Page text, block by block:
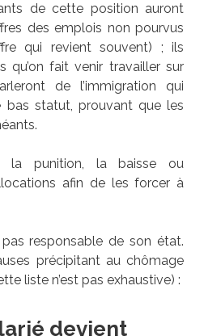
de cette position auront
des emplois non pourvus
qui revient souvent) ; ils
qu’on fait venir travailler sur
de l’immigration qui
statut, prouvant que les
la punition, la baisse ou
afin de les forcer à
pas responsable de son état.
précipitant au chômage
liste n’est pas exhaustive) :
devient